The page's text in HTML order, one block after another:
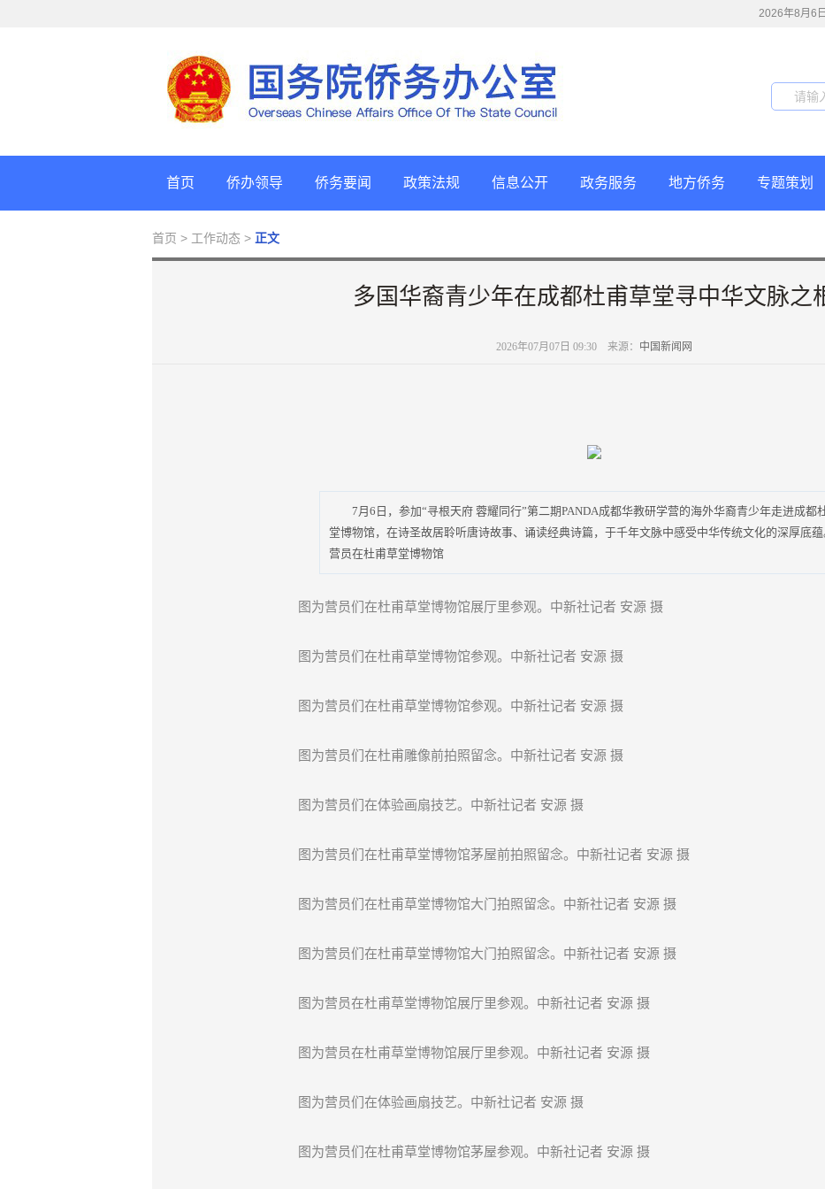
2026年8月6
首页 侨办领导 侨务要闻 政策法规 信息公开 政务服务 地方侨务 专题策划
首页 > 工作动态 > 正文
多国华裔青少年在成都杜甫草堂寻中华文脉之
2026年07月07日 09:30 来源： 中国新闻网
7月6日，参加“寻根天府 蓉耀同行”第二期PANDA成都华教研学营的海外华裔青少年走进成都
堂博物馆，在诗圣故居聆听唐诗故事、诵读经典诗篇，于千年文脉中感受中华传统文化的深厚底
营员在杜甫草堂博物馆
图为营员们在杜甫草堂博物馆展厅里参观。中新社记者 安源 摄
图为营员们在杜甫草堂博物馆参观。中新社记者 安源 摄
图为营员们在杜甫草堂博物馆参观。中新社记者 安源 摄
图为营员们在杜甫雕像前拍照留念。中新社记者 安源 摄
图为营员们在体验画扇技艺。中新社记者 安源 摄
图为营员们在杜甫草堂博物馆茅屋前拍照留念。中新社记者 安源 摄
图为营员们在杜甫草堂博物馆大门拍照留念。中新社记者 安源 摄
图为营员们在杜甫草堂博物馆大门拍照留念。中新社记者 安源 摄
图为营员在杜甫草堂博物馆展厅里参观。中新社记者 安源 摄
图为营员在杜甫草堂博物馆展厅里参观。中新社记者 安源 摄
图为营员们在体验画扇技艺。中新社记者 安源 摄
图为营员们在杜甫草堂博物馆茅屋参观。中新社记者 安源 摄